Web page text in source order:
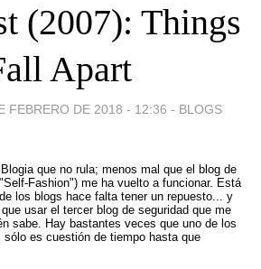
(2007): Things
Apart
FEBRERO DE 2018 - 12:36 - BLOGS
que no rula; menos mal que el blog de
Fashion") me ha vuelto a funcionar. Está
los blogs hace falta tener un repuesto... y
usar el tercer blog de seguridad que me
sabe. Hay bastantes veces que uno de los
es cuestión de tiempo hasta que